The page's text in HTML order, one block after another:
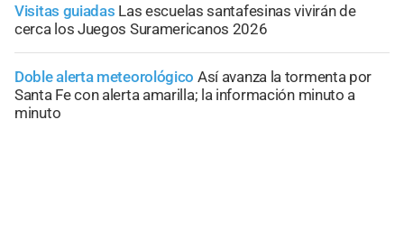
Visitas guiadas Las escuelas santafesinas vivirán de
cerca los Juegos Suramericanos 2026
Doble alerta meteorológico Así avanza la tormenta por
Santa Fe con alerta amarilla; la información minuto a
minuto